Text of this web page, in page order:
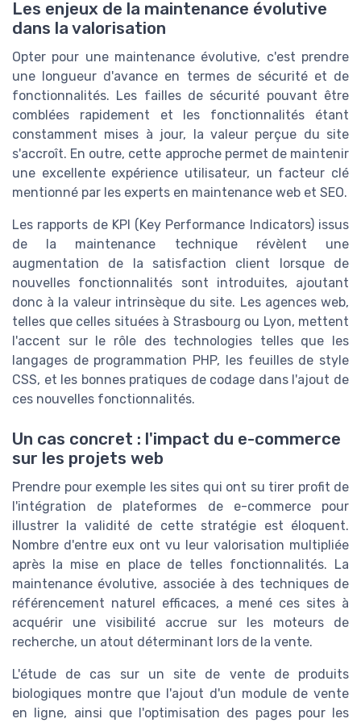
Les enjeux de la maintenance évolutive
dans la valorisation
Opter pour une maintenance évolutive, c'est prendre
une longueur d'avance en termes de sécurité et de
fonctionnalités. Les failles de sécurité pouvant être
comblées rapidement et les fonctionnalités étant
constamment mises à jour, la valeur perçue du site
s'accroît. En outre, cette approche permet de maintenir
une excellente expérience utilisateur, un facteur clé
mentionné par les experts en maintenance web et SEO.
Les rapports de KPI (Key Performance Indicators) issus
de la maintenance technique révèlent une
augmentation de la satisfaction client lorsque de
nouvelles fonctionnalités sont introduites, ajoutant
donc à la valeur intrinsèque du site. Les agences web,
telles que celles situées à Strasbourg ou Lyon, mettent
l'accent sur le rôle des technologies telles que les
langages de programmation PHP, les feuilles de style
CSS, et les bonnes pratiques de codage dans l'ajout de
ces nouvelles fonctionnalités.
Un cas concret : l'impact du e-commerce
sur les projets web
Prendre pour exemple les sites qui ont su tirer profit de
l'intégration de plateformes de e-commerce pour
illustrer la validité de cette stratégie est éloquent.
Nombre d'entre eux ont vu leur valorisation multipliée
après la mise en place de telles fonctionnalités. La
maintenance évolutive, associée à des techniques de
référencement naturel efficaces, a mené ces sites à
acquérir une visibilité accrue sur les moteurs de
recherche, un atout déterminant lors de la vente.
L'étude de cas sur un site de vente de produits
biologiques montre que l'ajout d'un module de vente
en ligne, ainsi que l'optimisation des pages pour les